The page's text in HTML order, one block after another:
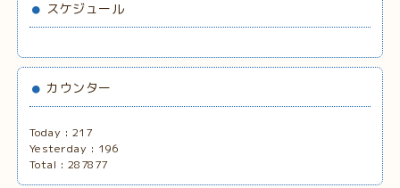
スケジュール
カウンター
Today : 217
Yesterday : 196
Total : 287877